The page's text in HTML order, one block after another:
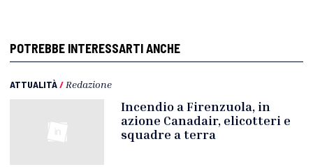
POTREBBE INTERESSARTI ANCHE
ATTUALITÀ/ Redazione
Incendio a Firenzuola, in
azione Canadair, elicotteri e
squadre a terra